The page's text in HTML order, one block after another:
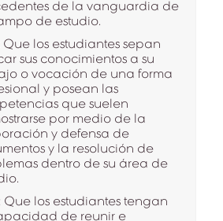
de la vanguardia de
de estudio.
Que los estudiantes sepan
sus conocimientos a su
o vocación de una forma
y posean las
que suelen
por medio de la
y defensa de
y la resolución de
dentro de su área de
Que los estudiantes tengan
de reunir e